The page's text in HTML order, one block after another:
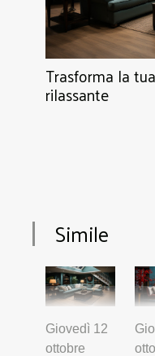
Trasforma la
rilassante
Simile
Giovedì 12
ottobre